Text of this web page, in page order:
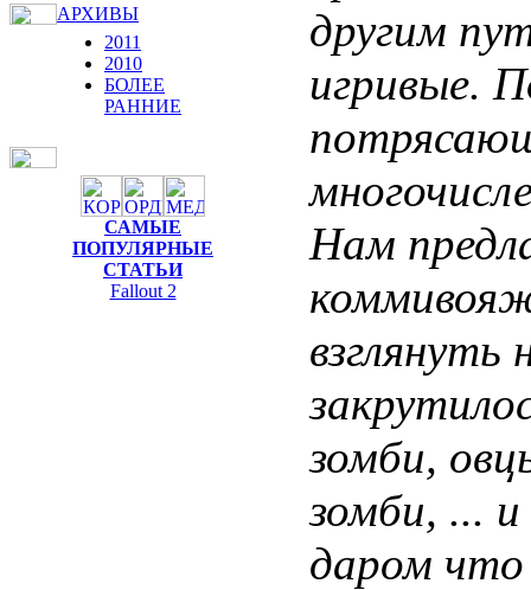
АРХИВЫ
2011
2010
БОЛЕЕ
РАННИЕ
САМЫЕ
ПОПУЛЯРНЫЕ
СТАТЬИ
Fallout 2
другим
игривые.
Нам
зомби,
зомби, ...
даром что